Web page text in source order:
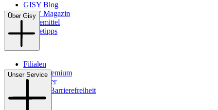
GISY Blog
GISY Magazin
Pflegemittel
Pflegetipps
Über Gisy
Filialen
WMS-Premium
Newsletter
Digitale Barrierefreiheit
Unser Service